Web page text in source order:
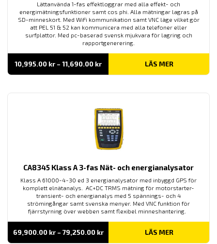
Lättanvända 1-fas effektloggrar med alla effekt- och
energimätningsfunktioner samt cos phi. Alla mätningar lagras på
SD-minneskort. Med WiFi kommunikation samt VNC läge vilket gör
att PEL 51 & 52 kan kommunicera med alla telefoner eller
surfplattor. Med pc-baserad svensk mjukvara för lagring och
rapportgenerering.
10,995.00 kr – 11,690.00 krPrisintervall:
till
LÄS MER
CA8345 Klass A 3-fas Nät- och energianalysator
Klass A 61000-4-30 ed 3 energianalysator med inbyggd GPS för
komplett elnätanalys. AC+DC TRMS mätning för motorstarter-
transient- och energianalys med 5 spännings- och 4
strömingångar samt svenska menyer. Med VNC funktion för
fjärrstyrning över webben samt flexibel minneshantering.
69,900.00 kr – 79,250.00 krPrisintervall:LÄS MER